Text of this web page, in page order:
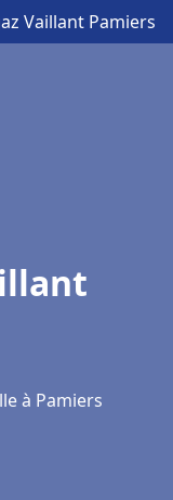
Vaillant Pamiers
à Pamiers